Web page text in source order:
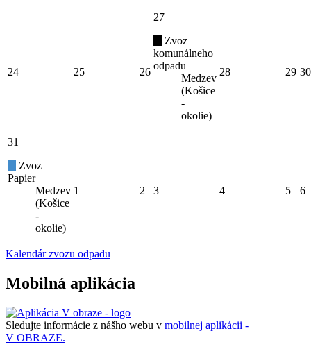
24 25 26
27
Zvoz
komunálneho
odpadu
Medzev
(Košice
-
okolie)
28 29 30
31
Zvoz
Papier
Medzev
(Košice
-
okolie)
1 2 3 4 5 6
Kalendár zvozu odpadu
Mobilná aplikácia
Sledujte informácie z nášho webu v mobilnej aplikácii -
V OBRAZE.